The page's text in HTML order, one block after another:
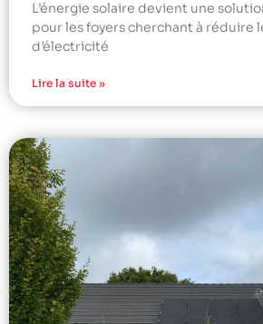
L’énergie solaire devient une
pour les foyers cherchant à réduire
d’électricité
Lire la suite »